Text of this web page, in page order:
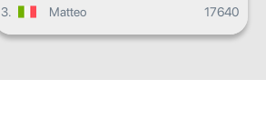
3.
Matteo 17640